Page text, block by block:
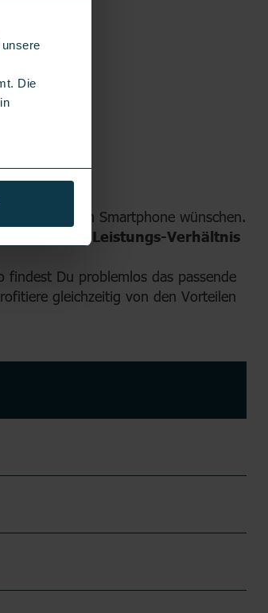
Die
in einem Smartphone wünschen.
Preis-Leistungs-Verhältnis
Du problemlos das passende
gleichzeitig von den Vorteilen